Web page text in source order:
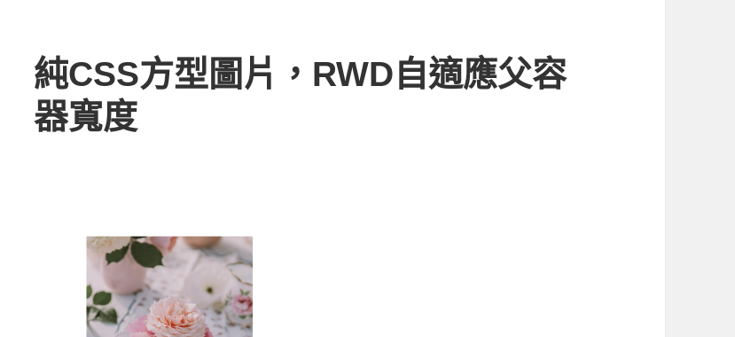
純CSS方型圖片，RWD自適應父容
器寬度